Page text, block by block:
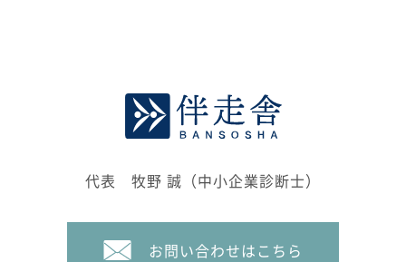
代表 牧野 誠（中小企業診断士）
お問い合わせはこちら